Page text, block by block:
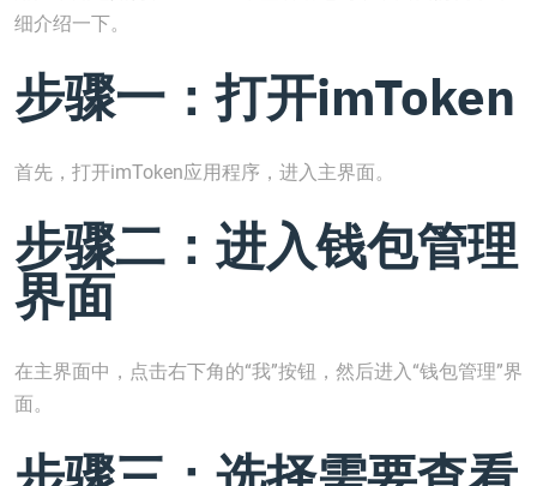
细介绍一下。
步骤一：打开imToken
首先，打开imToken应用程序，进入主界面。
步骤二：进入钱包管理
界面
在主界面中，点击右下角的“我”按钮，然后进入“钱包管理”界
面。